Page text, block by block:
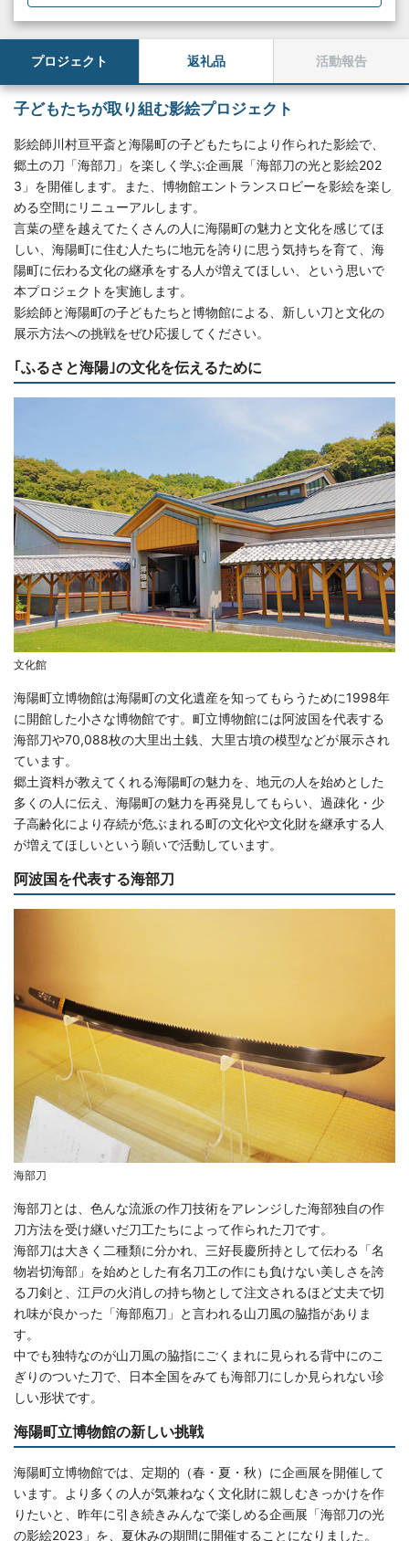
プロジェクト 返礼品 活動報告
子どもたちが取り組む影絵プロジェクト
影絵師川村亘平斎と海陽町の子どもたちにより作られた影絵で、
郷土の刀「海部刀」を楽しく学ぶ企画展「海部刀の光と影絵202
3」を開催します。また、博物館エントランスロビーを影絵を楽し
める空間にリニューアルします。
言葉の壁を越えてたくさんの人に海陽町の魅力と文化を感じてほ
しい、海陽町に住む人たちに地元を誇りに思う気持ちを育て、海
陽町に伝わる文化の継承をする人が増えてほしい、という思いで
本プロジェクトを実施します。
影絵師と海陽町の子どもたちと博物館による、新しい刀と文化の
展示方法への挑戦をぜひ応援してください。
｢ふるさと海陽｣の文化を伝えるために
文化館
海陽町立博物館は海陽町の文化遺産を知ってもらうために1998年
に開館した小さな博物館です。町立博物館には阿波国を代表する
海部刀や70,088枚の大里出土銭、大里古墳の模型などが展示され
ています。
郷土資料が教えてくれる海陽町の魅力を、地元の人を始めとした
多くの人に伝え、海陽町の魅力を再発見してもらい、過疎化・少
子高齢化により存続が危ぶまれる町の文化や文化財を継承する人
が増えてほしいという願いで活動しています。
阿波国を代表する海部刀
海部刀
海部刀とは、色んな流派の作刀技術をアレンジした海部独自の作
刀方法を受け継いだ刀工たちによって作られた刀です。
海部刀は大きく二種類に分かれ、三好長慶所持として伝わる「名
物岩切海部」を始めとした有名刀工の作にも負けない美しさを誇
る刀剣と、江戸の火消しの持ち物として注文されるほど丈夫で切
れ味が良かった「海部庖刀」と言われる山刀風の脇指がありま
す。
中でも独特なのが山刀風の脇指にごくまれに見られる背中にのこ
ぎりのついた刀で、日本全国をみても海部刀にしか見られない珍
しい形状です。
海陽町立博物館の新しい挑戦
海陽町立博物館では、定期的（春・夏・秋）に企画展を開催して
います。より多くの人が気兼ねなく文化財に親しむきっかけを作
りたいと、昨年に引き続きみんなで楽しめる企画展「海部刀の光
の影絵2023」を、夏休みの期間に開催することになりました。